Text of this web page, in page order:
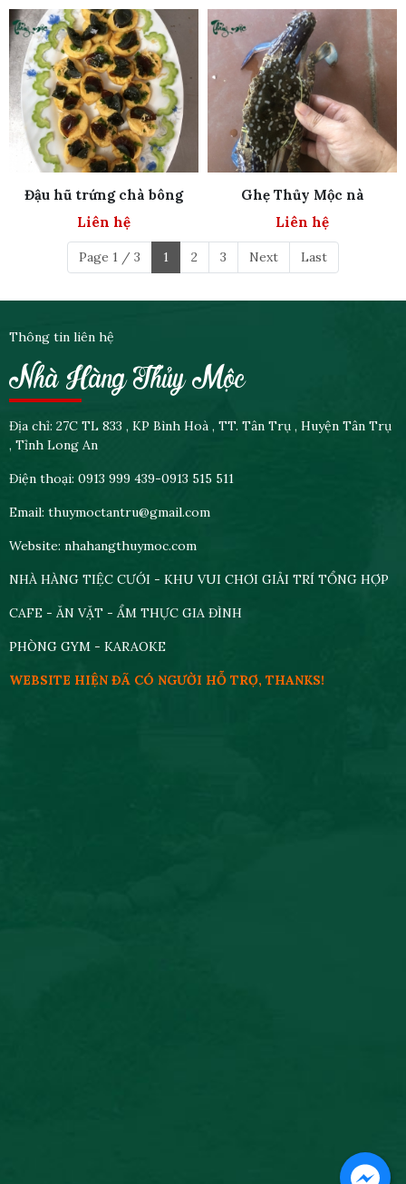
Đậu hũ trứng chà bông
Liên hệ
Ghẹ Thủy Mộc nà
Liên hệ
Page 1 / 3 1 2 3 Next Last
Thông tin liên hệ
Nhà Hàng Thủy Mộc
Địa chỉ: 27C TL 833 , KP Bình Hoà , TT. Tân Trụ , Huyện Tân Trụ
, Tỉnh Long An
Điện thoại: 0913 999 439-0913 515 511
Email: thuymoctantru@gmail.com
Website: nhahangthuymoc.com
NHÀ HÀNG TIỆC CƯỚI - KHU VUI CHƠI GIẢI TRÍ TỔNG HỢP
CAFE - ĂN VẶT - ẨM THỰC GIA ĐÌNH
PHÒNG GYM - KARAOKE
WEBSITE HIỆN ĐÃ CÓ NGƯỜI HỖ TRỢ, THANKS!